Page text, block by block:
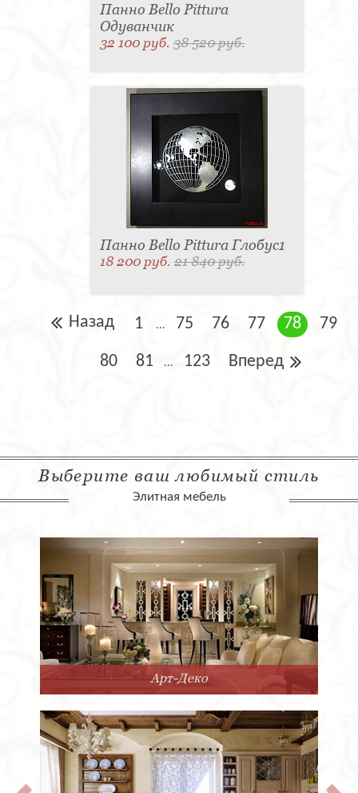
Панно Bello Pittura
Одуванчик
32 100 руб.38 520 руб.
Панно Bello Pittura Глобус1
18 200 руб.21 840 руб.
Назад 1 ... 75 76 77 78 79
80 81 ... 123 Вперед
Выберите ваш любимый стиль
Элитная мебель
Арт-Деко